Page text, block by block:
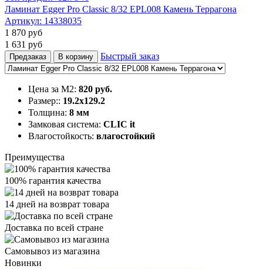
Ламинат Egger Pro Classic 8/32 EPL008 Камень Террагона
Артикул: 14338035
1 870 руб
1 631 руб
Предзаказ В корзину Быстрый заказ
Цена за М2: 820 руб.
Размер:: 19.2х129.2
Толщина: 8 мм
Замковая система: CLIC it
Влагостойкость: влагостойкий
Преимущества
100% гарантия качества
14 дней на возврат товара
Доставка по всей стране
Самовывоз из магазина
Новинки